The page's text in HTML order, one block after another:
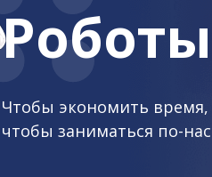
Чтобы экономить
чтобы заниматься по-